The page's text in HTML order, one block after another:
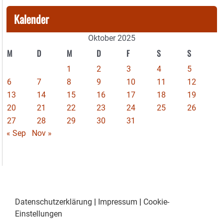
Kalender
Oktober 2025
M D M D F S S
1 2 3 4
5
6
7 8 9 10 11
12
13
14 15 16 17 18
19
20
21 22 23 24 25
26
27
28 29 30
31
« Sep
Nov »
Datenschutzerklärung Impressum
Cookie-
Einstellungen